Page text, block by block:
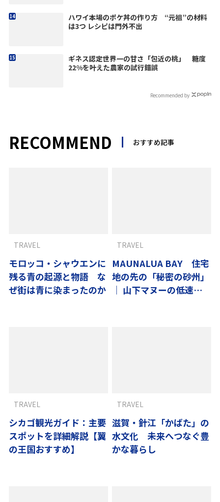
ハワイ本場のポケ丼の作り方 “元祖”の材料
は3つ レシピは門外不出
ギネス認定世界一の甘さ「包近の桃」 糖度
22%を叶えた農家の試行錯誤
Recommended by
RECOMMEND おすすめ記事
モロッコ・シャウエンに
残る青の起源と物語 な
ぜ街は青に染まったのか
TRAVEL
MAUNALUA BAY 住宅
地の先の「秘密の砂州」
｜ 山下マヌーの低速ハ
TRAVEL
シカゴ観光ガイド：主要
スポットを詳細解説【翼
の王国おすすめ】
TRAVEL
滋賀・針江「かばた」の
水文化 未来へつなぐ豊
かな暮らし
TRAVEL